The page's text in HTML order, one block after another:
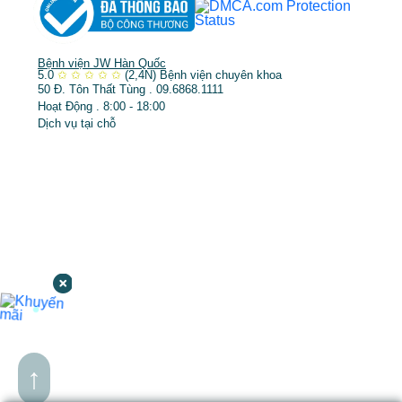
↑
Bệnh viện JW Hàn Quốc
5.0 ✩ ✩ ✩ ✩ ✩ (2,4N) Bệnh viện chuyên khoa
50 Đ. Tôn Thất Tùng . 09.6868.1111
Hoạt Động . 8:00 - 18:00
Dịch vụ tại chỗ